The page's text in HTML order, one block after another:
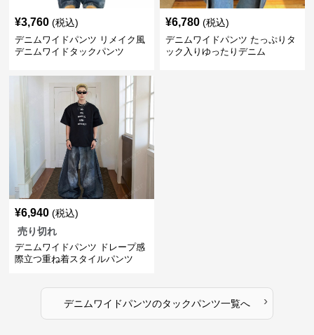
¥3,760 (税込)
デニムワイドパンツ リメイク風
デニムワイドタックパンツ
¥6,780 (税込)
デニムワイドパンツ たっぷりタ
ック入りゆったりデニム
¥6,940 (税込)
売り切れ
デニムワイドパンツ ドレープ感
際立つ重ね着スタイルパンツ
デニムワイドパンツのタックパンツ一覧へ ›